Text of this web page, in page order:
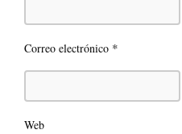
Correo electrónico *
Web